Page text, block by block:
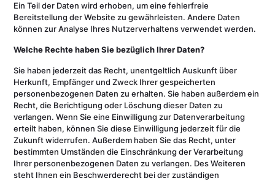
Ein Teil der Daten wird erhoben, um eine fehlerfreie
Bereitstellung der Website zu gewährleisten. Andere Daten
können zur Analyse Ihres Nutzerverhaltens verwendet werden.
Welche Rechte haben Sie bezüglich Ihrer Daten?
Sie haben jederzeit das Recht, unentgeltlich Auskunft über
Herkunft, Empfänger und Zweck Ihrer gespeicherten
personenbezogenen Daten zu erhalten. Sie haben außerdem ein
Recht, die Berichtigung oder Löschung dieser Daten zu
verlangen. Wenn Sie eine Einwilligung zur Datenverarbeitung
erteilt haben, können Sie diese Einwilligung jederzeit für die
Zukunft widerrufen. Außerdem haben Sie das Recht, unter
bestimmten Umständen die Einschränkung der Verarbeitung
Ihrer personenbezogenen Daten zu verlangen. Des Weiteren
steht Ihnen ein Beschwerderecht bei der zuständigen